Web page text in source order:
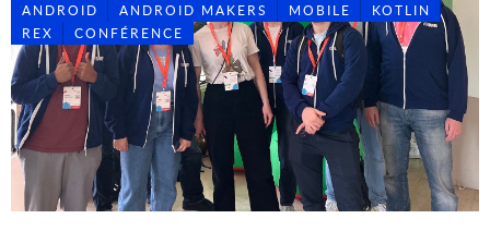
ANDROID ANDROID MAKERS MOBILE
KOTLIN
REX
CONFÉRENCE